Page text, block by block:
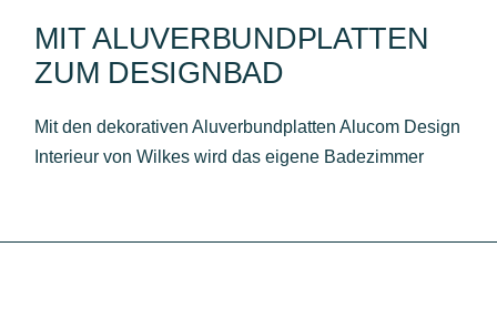
MIT ALUVERBUNDPLATTEN
ZUM DESIGNBAD
Mit den dekorativen Aluverbundplatten Alucom Design
Interieur von Wilkes wird das eigene Badezimmer